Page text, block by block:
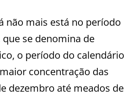
não mais está no período
se denomina de
o período do calendário
concentração das
dezembro até meados de